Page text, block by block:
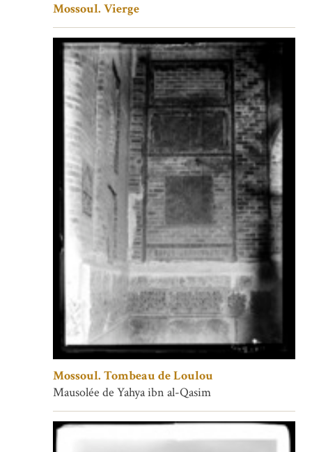
Mossoul. Vierge
Mossoul. Tombeau de Loulou
Mausolée de Yahya ibn al-Qasim